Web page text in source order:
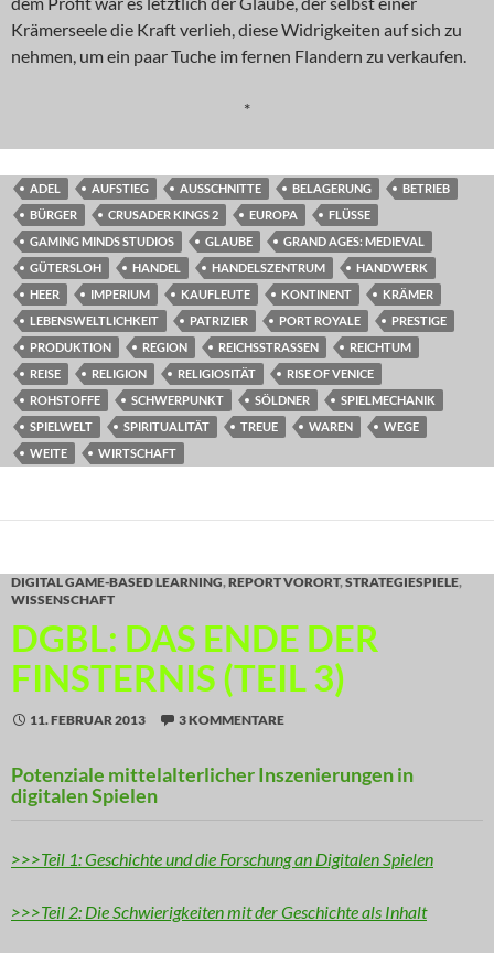
Krämerseele die Kraft verlieh, diese Widrigkeiten auf sich zu
nehmen, um ein paar Tuche im fernen Flandern zu verkaufen.
*
ADEL AUFSTIEG AUSSCHNITTE BELAGERUNG
BETRIEB
BÜRGER
CRUSADER KINGS 2 EUROPA
FLÜSSE
GAMING MINDS STUDIOS
GLAUBE
GRAND AGES: MEDIEVAL
GÜTERSLOH
HANDEL HANDELSZENTRUM
HANDWERK
HEER
IMPERIUM KAUFLEUTE KONTINENT
KRÄMER
LEBENSWELTLICHKEIT
PATRIZIER PORT ROYALE
PRESTIGE
PRODUKTION
REGION REICHSSTRASSEN
REICHTUM
REISE
RELIGION RELIGIOSITÄT
RISE OF VENICE
ROHSTOFFE
SCHWERPUNKT SÖLDNER
SPIELMECHANIK
SPIELWELT
SPIRITUALITÄT TREUE WAREN
WEGE
WEITE
WIRTSCHAFT
DIGITAL GAME-BASED LEARNING,REPORT VORORT,STRATEGIESPIELE,
WISSENSCHAFT
DGBL: DAS ENDE DER
FINSTERNIS (TEIL 3)
11. FEBRUAR 2013 3 KOMMENTARE
Potenziale mittelalterlicher Inszenierungen in
digitalen Spielen
>>>Teil 1: Geschichte und die Forschung an Digitalen Spielen
>>>Teil 2: Die Schwierigkeiten mit der Geschichte als Inhalt